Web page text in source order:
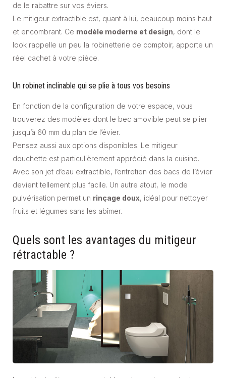
de le rabattre sur vos éviers.
Le mitigeur extractible est, quant à lui, beaucoup moins haut
et encombrant. Ce modèle moderne et design, dont le
look rappelle un peu la robinetterie de comptoir, apporte un
réel cachet à votre pièce.
Un robinet inclinable qui se plie à tous vos besoins
En fonction de la configuration de votre espace, vous
trouverez des modèles dont le bec amovible peut se plier
jusqu’à 60 mm du plan de l’évier.
Pensez aussi aux options disponibles. Le mitigeur
douchette est particulièrement apprécié dans la cuisine.
Avec son jet d’eau extractible, l’entretien des bacs de l’évier
devient tellement plus facile. Un autre atout, le mode
pulvérisation permet un rinçage doux, idéal pour nettoyer
fruits et légumes sans les abîmer.
Quels sont les avantages du mitigeur
rétractable ?